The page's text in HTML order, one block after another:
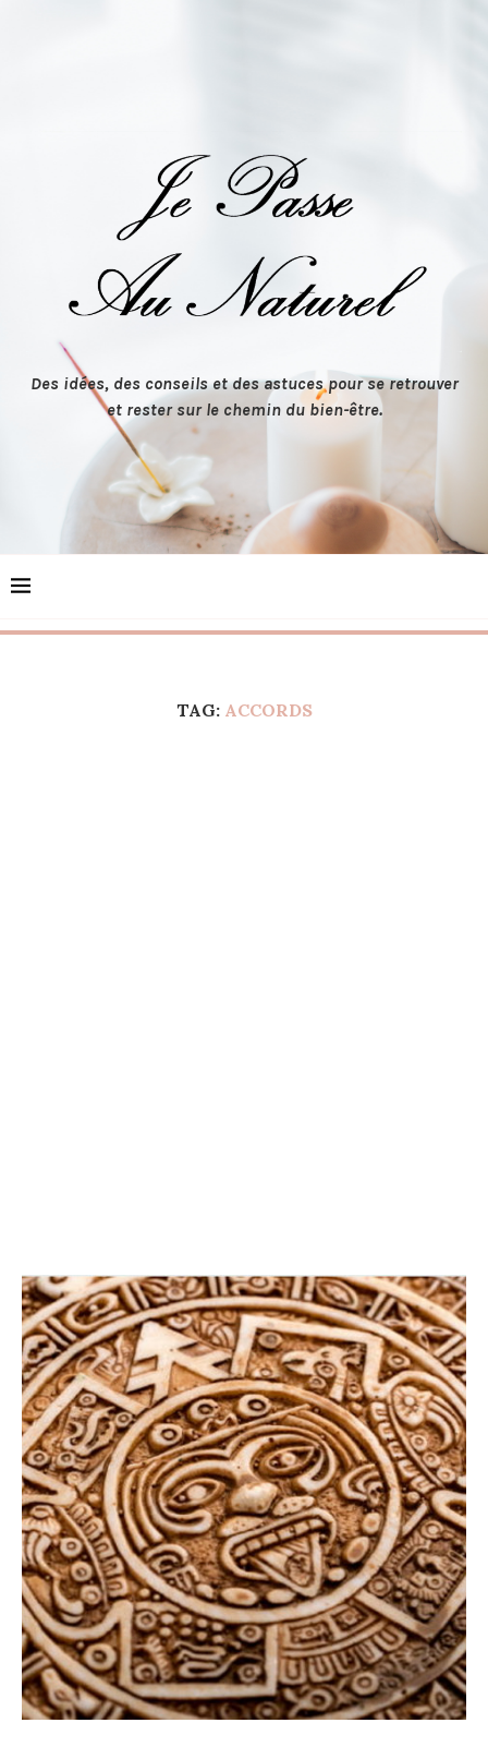
Des idées, des conseils et des astuces pour se retrouver
et rester sur le chemin du bien-être.
TAG: ACCORDS